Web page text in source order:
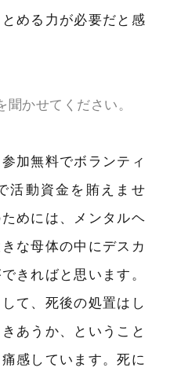
める力が必要だと感
かせてください。
加無料でボランティ
活動資金を賄えませ
めには、メンタルヘ
な母体の中にデスカ
きればと思います。
て、死後の処置はし
あうか、ということ
感しています。死に